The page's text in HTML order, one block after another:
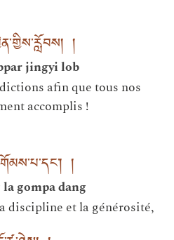
།
jingyi lob
afin que tous nos
accomplis !
།
gompa dang
discipline et la générosité,